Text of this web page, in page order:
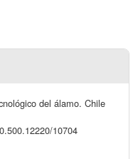
del álamo. Chile
10704